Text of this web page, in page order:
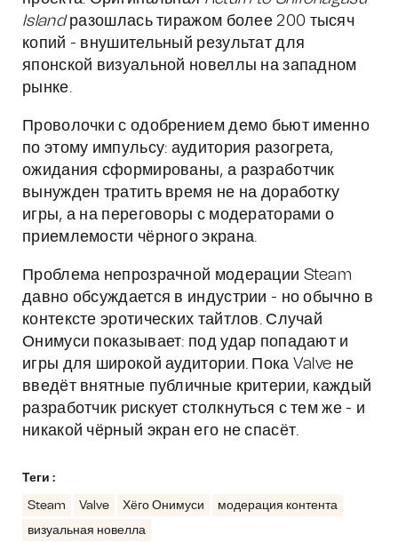
Islandразошлась тиражом более 200 тысяч
копий - внушительный результат для
японской визуальной новеллы на западном
рынке.
Проволочки с одобрением демо бьют именно
по этому импульсу: аудитория разогрета,
ожидания сформированы, а разработчик
вынужден тратить время не на доработку
игры, а на переговоры с модераторами о
приемлемости чёрного экрана.
Проблема непрозрачной модерации Steam
давно обсуждается в индустрии - но обычно в
контексте эротических тайтлов. Случай
Онимуси показывает: под удар попадают и
игры для широкой аудитории. Пока Valve не
введёт внятные публичные критерии, каждый
разработчик рискует столкнуться с тем же - и
никакой чёрный экран его не спасёт.
Теги :
Steam Valve Хёго Онимуси
модерация контента
визуальная новелла